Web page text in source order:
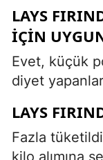
LAYS
IÇIN
Evet, küçük
diyet
LAYS
Fazla
kilo alımına